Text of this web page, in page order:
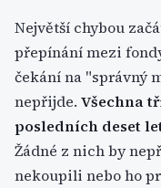
Největší chybou
přepínání mezi
čekání na "správný
nepřijde. Všechna
posledních deset
Žádné z nich by
nekoupili nebo ho